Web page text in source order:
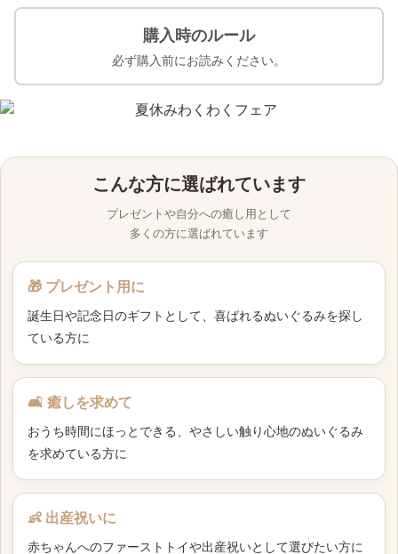
購入時のルール
必ず購入前にお読みください。
こんな方に選ばれています
プレゼントや自分への癒し用として
多くの方に選ばれています
🎁 プレゼント用に
誕生日や記念日のギフトとして、喜ばれるぬいぐるみを探し
ている方に
🛋 癒しを求めて
おうち時間にほっとできる、やさしい触り心地のぬいぐるみ
を求めている方に
👶 出産祝いに
赤ちゃんへのファーストトイや出産祝いとして選びたい方に